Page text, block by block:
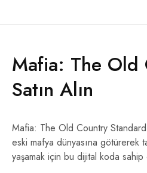
Mafia: The Old
Satın Alın
Mafia: The Old Country
eski mafya dünyasına götürerek
yaşamak için bu dijital koda sahip